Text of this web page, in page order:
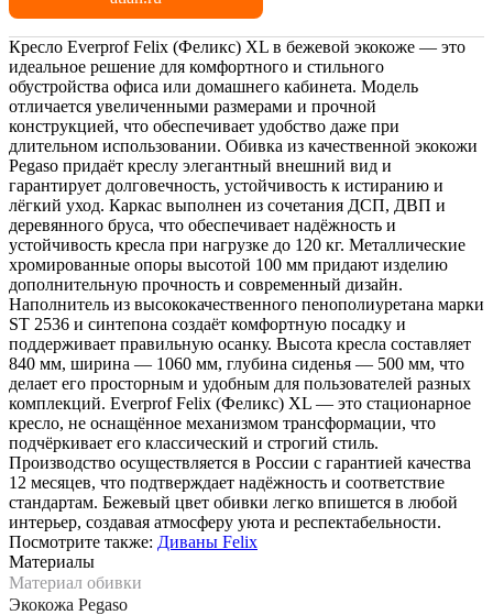
Кресло Everprof Felix (Феликс) XL в бежевой экокоже — это
идеальное решение для комфортного и стильного
обустройства офиса или домашнего кабинета. Модель
отличается увеличенными размерами и прочной
конструкцией, что обеспечивает удобство даже при
длительном использовании. Обивка из качественной экокожи
Pegaso придаёт креслу элегантный внешний вид и
гарантирует долговечность, устойчивость к истиранию и
лёгкий уход. Каркас выполнен из сочетания ДСП, ДВП и
деревянного бруса, что обеспечивает надёжность и
устойчивость кресла при нагрузке до 120 кг. Металлические
хромированные опоры высотой 100 мм придают изделию
дополнительную прочность и современный дизайн.
Наполнитель из высококачественного пенополиуретана марки
ST 2536 и синтепона создаёт комфортную посадку и
поддерживает правильную осанку. Высота кресла составляет
840 мм, ширина — 1060 мм, глубина сиденья — 500 мм, что
делает его просторным и удобным для пользователей разных
комплекций. Everprof Felix (Феликс) XL — это стационарное
кресло, не оснащённое механизмом трансформации, что
подчёркивает его классический и строгий стиль.
Производство осуществляется в России с гарантией качества
12 месяцев, что подтверждает надёжность и соответствие
стандартам. Бежевый цвет обивки легко впишется в любой
интерьер, создавая атмосферу уюта и респектабельности.
Посмотрите также: Диваны Felix
Материалы
Материал обивки
Экокожа Pegaso